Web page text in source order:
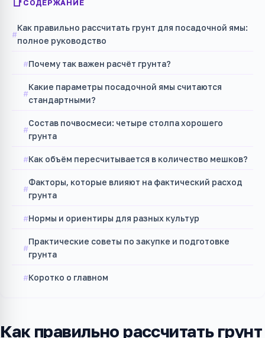
СОДЕРЖАНИЕ
Как правильно рассчитать грунт для посадочной ямы:
полное руководство
Почему так важен расчёт грунта?
Какие параметры посадочной ямы считаются
стандартными?
Состав почвосмеси: четыре столпа хорошего
грунта
Как объём пересчитывается в количество мешков?
Факторы, которые влияют на фактический расход
грунта
Нормы и ориентиры для разных культур
Практические советы по закупке и подготовке
грунта
Коротко о главном
Как правильно рассчитать грунт